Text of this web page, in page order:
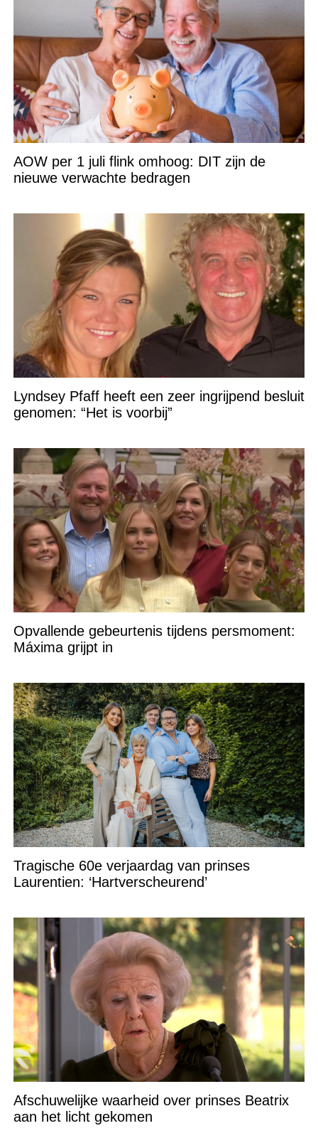
AOW per 1 juli flink omhoog: DIT zijn de
nieuwe verwachte bedragen
Lyndsey Pfaff heeft een zeer ingrijpend besluit
genomen: “Het is voorbij”
Opvallende gebeurtenis tijdens persmoment:
Máxima grijpt in
Tragische 60e verjaardag van prinses
Laurentien: ‘Hartverscheurend’
Afschuwelijke waarheid over prinses Beatrix
aan het licht gekomen